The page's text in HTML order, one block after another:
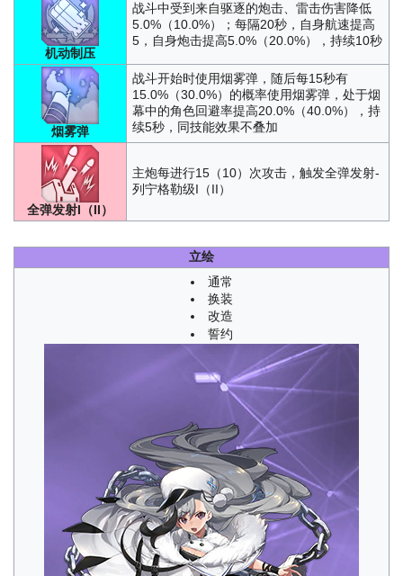
机动制压
战斗中受到来自驱逐的炮击、雷击伤害降低
5.0%（10.0%）；每隔20秒，自身航速提高
5，自身炮击提高5.0%（20.0%），持续10秒
烟雾弹
战斗开始时使用烟雾弹，随后每15秒有
15.0%（30.0%）的概率使用烟雾弹，处于烟
幕中的角色回避率提高20.0%（40.0%），持
续5秒，同技能效果不叠加
全弹发射I（II）
主炮每进行15（10）次攻击，触发全弹发射-
列宁格勒级I（II）
立绘
通常
换装
改造
誓约